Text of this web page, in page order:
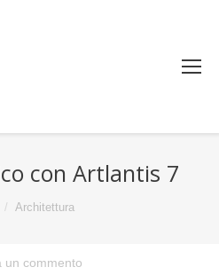
con Artlantis 7
Architettura
un commento